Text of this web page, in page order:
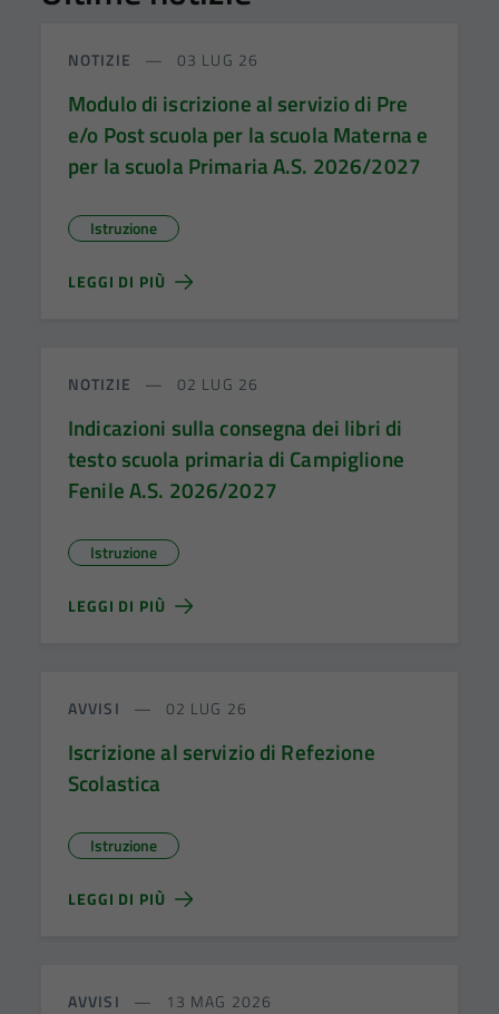
NOTIZIE 03 LUG 26
Modulo di iscrizione al servizio di Pre
e/o Post scuola per la scuola Materna e
per la scuola Primaria A.S. 2026/2027
Istruzione
LEGGI DI PIÙ
NOTIZIE 02 LUG 26
Indicazioni sulla consegna dei libri di
testo scuola primaria di Campiglione
Fenile A.S. 2026/2027
Istruzione
LEGGI DI PIÙ
AVVISI 02 LUG 26
Iscrizione al servizio di Refezione
Scolastica
Istruzione
LEGGI DI PIÙ
AVVISI 13 MAG 2026